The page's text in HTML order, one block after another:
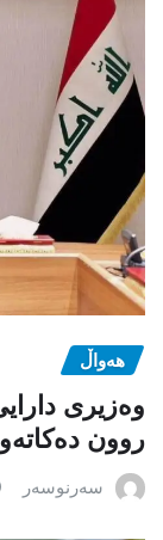
هەواڵ
وەزیری
روون
سەرنوسەر